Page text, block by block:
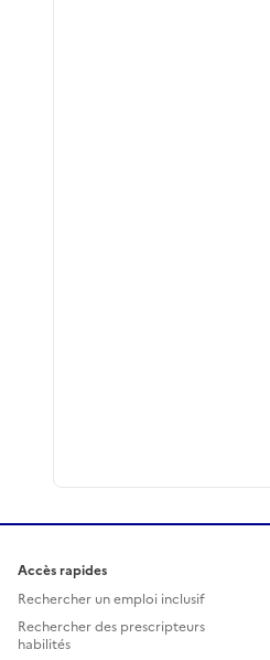
Accès rapides
Rechercher un emploi inclusif
Rechercher des prescripteurs
habilités